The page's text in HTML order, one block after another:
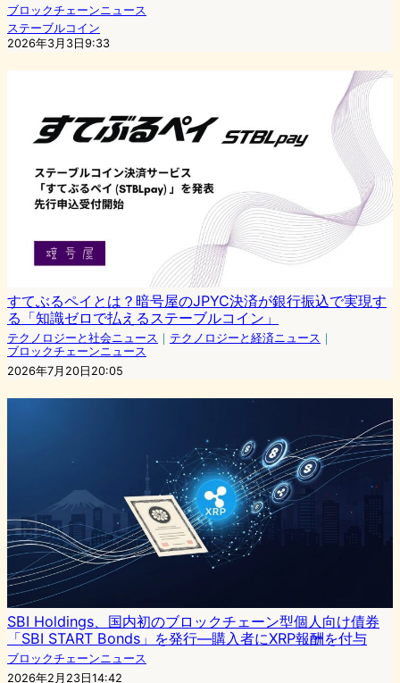
ブロックチェーンニュース
ステーブルコイン
2026年3月3日9:33
すてぶるペイとは？暗号屋のJPYC決済が銀行振込で実現す
る「知識ゼロで払えるステーブルコイン」
テクノロジーと社会ニュース ｜ テクノロジーと経済ニュース ｜
ブロックチェーンニュース
2026年7月20日20:05
SBI Holdings、国内初のブロックチェーン型個人向け債券
「SBI START Bonds」を発行―購入者にXRP報酬を付与
ブロックチェーンニュース
2026年2月23日14:42